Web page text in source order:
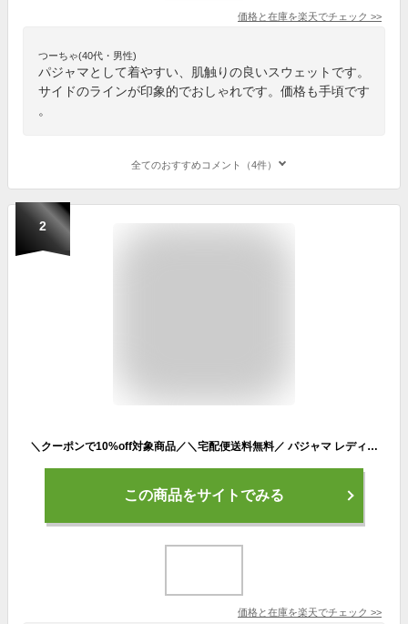
価格と在庫を楽天でチェック >>
つーちゃ(40代・男性)
パジャマとして着やすい、肌触りの良いスウェットです。
サイドのラインが印象的でおしゃれです。価格も手頃です
。
全てのおすすめコメント（4件）
2
＼クーポンで10%off対象商品／＼宅配便送料無料／ パジャマ レディース 長袖 かわいい ミニ裏毛 スウェット 上下 セット ルームウェア 春 秋 綿35％ オーバーサイズ トップス サイドラインパンツ 無地 上下セット 大人用 M L LL77321 あす楽
この商品をサイトでみる
価格と在庫を楽天でチェック >>